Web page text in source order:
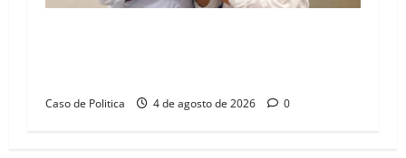
Caso de Politica 4 de agosto de 2026 0